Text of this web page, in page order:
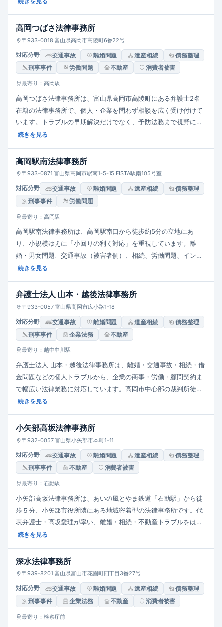
での説明と信頼関係の構築を大切にしています。
続きを見る
高岡つばさ法律事務所
〒933-0018 富山県高岡市高陵町6番22号
対応分野 交通事故 離婚問題 遺産相続
債務整理
刑事事件
労働問題 不動産 消費者被害
最寄り：高岡駅
高岡つばさ法律事務所は、富山県高岡市高陵町にある弁護士2名
在籍の法律事務所で、個人・企業を問わず相談を広く受け付けて
います。トラブルの早期解決だけでなく、予防法務まで視野に入
れ、債務整理・離婚・相続・企業法務・刑事事件など多岐にわた
識を掲げ、信頼されるパートナーを目指しています。
続きを見る
高岡駅南法律事務所
〒933-0871 富山県高岡市駅南1-5-15 FISTA駅南105号室
対応分野 交通事故 離婚問題 遺産相続
債務整理
刑事事件
労働問題
最寄り：高岡駅
高岡駅南法律事務所は、高岡駅南口から徒歩約5分の立地にあ
り、小規模ゆえに「小回りの利く対応」を重視しています。離
婚・男女問題、交通事故（被害者側）、相続、労働問題、インタ
ーネットトラブル（名誉毀損等）などを幅広く扱い、女性弁護士
ず、必ず予約来所の上で面談を行う体制です。
続きを見る
弁護士法人 山本・越後法律事務所
〒933-0057 富山県高岡市広小路1-18
対応分野 交通事故 離婚問題 遺産相続
債務整理
刑事事件
企業法務 不動産
最寄り：越中中川駅
弁護士法人 山本・越後法律事務所は、離婚・交通事故・相続・借
金問題などの個人トラブルから、企業の商事・労働・顧問契約ま
で幅広い法律業務に対応しています。高岡市中心部の裁判所徒歩
５分の良立地に本店を構え、地域に根ざした「親切・迅速・的確
契約書にて明確に定め、安心して依頼できる体制を整えていま
続きを見る
小矢部高坂法律事務所
〒932-0057 富山県小矢部市本町1-11
対応分野 交通事故 離婚問題 遺産相続
債務整理
刑事事件
不動産 消費者被害
最寄り：石動駅
小矢部高坂法律事務所は、あいの風とやま鉄道「石動駅」から徒
歩５分、小矢部市役所隣にある地域密着型の法律事務所です。代
表弁護士・髙坂愛理が率い、離婚・相続・不動産トラブルをはじ
め、企業法務・ネット誹謗中傷・ハラスメント対策など幅広く対
にも応じています。相談料は30分5,500円が目安です。
続きを見る
深水法律事務所
〒939-8201 富山県富山市花園町四丁目3番27号
対応分野 交通事故 離婚問題 遺産相続
債務整理
刑事事件
企業法務 不動産 消費者被害
最寄り：検察庁前